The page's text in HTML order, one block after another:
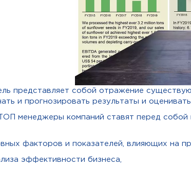
представляет собой отражение
и прогнозировать результаты и
менеджеры компаний ставят перед
факторов и показателей, влияющих на
эффективности бизнеса,